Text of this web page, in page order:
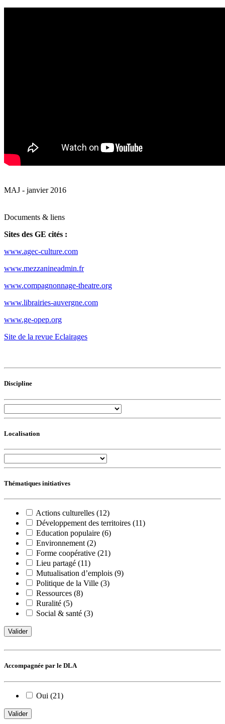
MAJ - janvier 2016
Documents & liens
Sites des GE cités :
www.agec-culture.com
www.mezzanineadmin.fr
www.compagnonnage-theatre.org
www.librairies-auvergne.com
www.ge-opep.org
Site de la revue Eclairages
Discipline
Localisation
Thématiques initiatives
Actions culturelles (12)
Développement des territoires (11)
Education populaire (6)
Environnement (2)
Forme coopérative (21)
Lieu partagé (11)
Mutualisation d’emplois (9)
Politique de la Ville (3)
Ressources (8)
Ruralité (5)
Social & santé (3)
Valider
Accompagnée par le DLA
Oui (21)
Valider